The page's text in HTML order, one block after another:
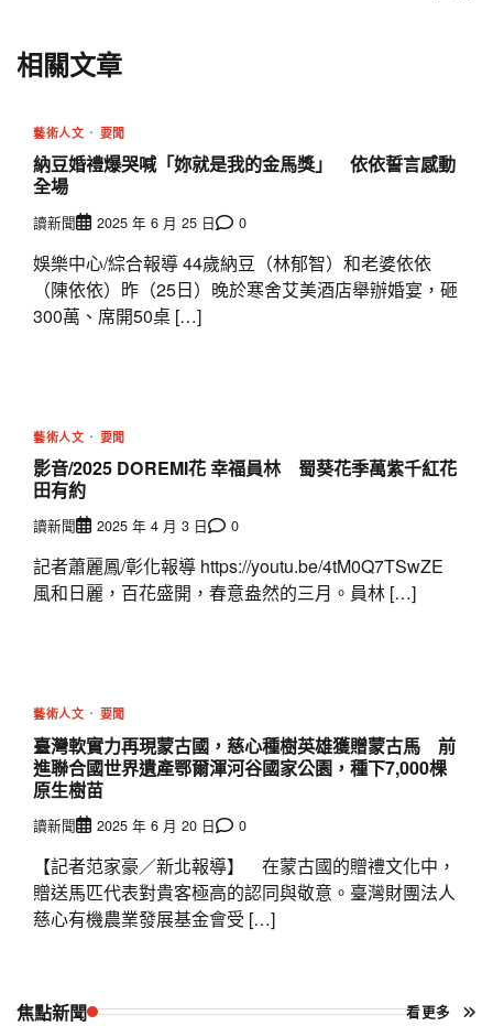
相關文章
藝術人文 要聞
納豆婚禮爆哭喊「妳就是我的金馬獎」 依依誓言感動
全場
讀新聞 2025 年 6 月 25 日 0
娛樂中心/綜合報導 44歲納豆（林郁智）和老婆依依
（陳依依）昨（25日）晚於寒舍艾美酒店舉辦婚宴，砸
300萬、席開50桌 […]
藝術人文 要聞
影音/2025 DOREMI花 幸福員林 蜀葵花季萬紫千紅花
田有約
讀新聞 2025 年 4 月 3 日 0
記者蕭麗鳳/彰化報導 https://youtu.be/4tM0Q7TSwZE
風和日麗，百花盛開，春意盎然的三月。員林 […]
藝術人文 要聞
臺灣軟實力再現蒙古國，慈心種樹英雄獲贈蒙古馬 前
進聯合國世界遺產鄂爾渾河谷國家公園，種下7,000棵
原生樹苗
讀新聞 2025 年 6 月 20 日 0
【記者范家豪／新北報導】 在蒙古國的贈禮文化中，
贈送馬匹代表對貴客極高的認同與敬意。臺灣財團法人
慈心有機農業發展基金會受 […]
焦點新聞 看更多